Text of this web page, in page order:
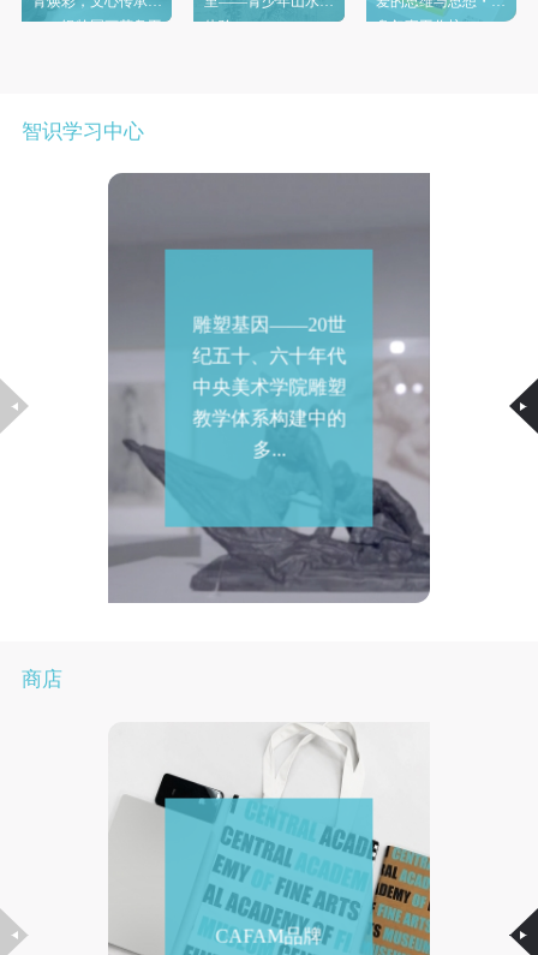
——银龄国画花鸟工
体验
盘叙事工作坊
智识学习中心
雕塑基因——20世
纪五十、六十年代
中央美术学院雕塑
教学体系构建中的
多...
商店
CAFAM品牌